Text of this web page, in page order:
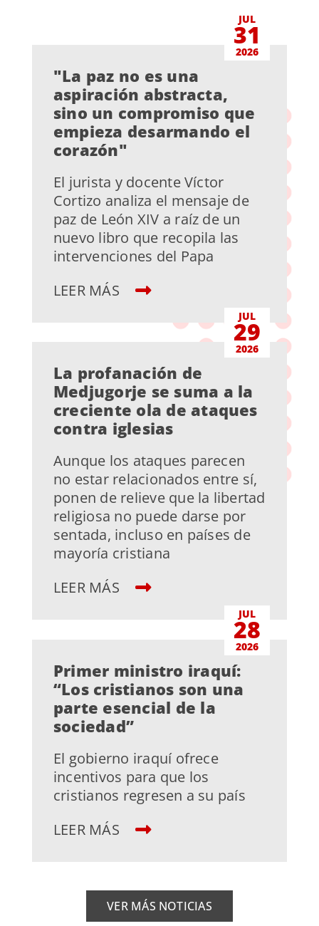
JUL
31
2026
"La paz no es una
aspiración abstracta,
sino un compromiso que
empieza desarmando el
corazón"
El jurista y docente Víctor
Cortizo analiza el mensaje de
paz de León XIV a raíz de un
nuevo libro que recopila las
intervenciones del Papa
LEER MÁS
JUL
29
2026
La profanación de
Medjugorje se suma a la
creciente ola de ataques
contra iglesias
Aunque los ataques parecen
no estar relacionados entre sí,
ponen de relieve que la libertad
religiosa no puede darse por
sentada, incluso en países de
mayoría cristiana
LEER MÁS
JUL
28
2026
Primer ministro iraquí:
“Los cristianos son una
parte esencial de la
sociedad”
El gobierno iraquí ofrece
incentivos para que los
cristianos regresen a su país
LEER MÁS
VER MÁS NOTICIAS